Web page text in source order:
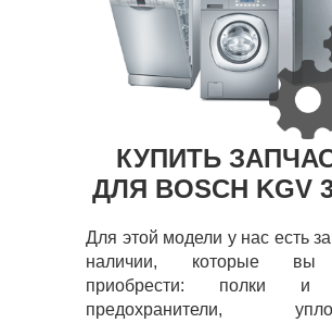
КУПИТЬ
ДЛЯ BOSCH KGV
Для этой модели у нас есть
наличии, которые вы
приобрести: полки и
предохранители,